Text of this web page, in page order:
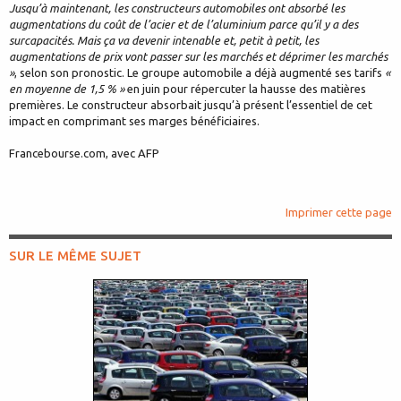
Jusqu’à maintenant, les constructeurs automobiles ont absorbé les
augmentations du coût de l’acier et de l’aluminium parce qu’il y a des
surcapacités. Mais ça va devenir intenable et, petit à petit, les
augmentations de prix vont passer sur les marchés et déprimer les marchés
», selon son pronostic. Le groupe automobile a déjà augmenté ses tarifs «
en moyenne de 1,5 % »en juin pour répercuter la hausse des matières
premières. Le constructeur absorbait jusqu’à présent l’essentiel de cet
impact en comprimant ses marges bénéficiaires.
Francebourse.com, avec AFP
Imprimer cette page
SUR LE MÊME SUJET